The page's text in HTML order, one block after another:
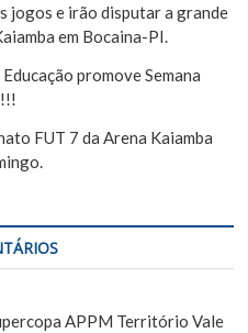
jogos e irão disputar a grande
em Bocaina-PI.
promove Semana
FUT 7 da Arena Kaiamba
APPM Território Vale